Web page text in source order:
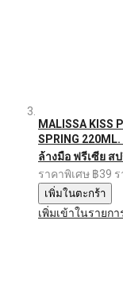
MALISSA KISS
SPRING
ล้างมือ ฟรีเซีย ส
ราคาพิเศษ ฿39
เพิ่มในตะกร้า
เพิ่มเข้าในรายก